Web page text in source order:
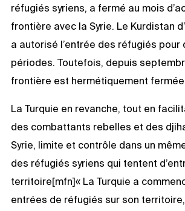
réfugiés syriens, a fermé au mois
frontière avec la Syrie. Le Kurdistan
a autorisé l’entrée des réfugiés pour
périodes. Toutefois, depuis
frontière est hermétiquement
La Turquie en revanche, tout en
des combattants rebelles et des
Syrie, limite et contrôle dans un
des réfugiés syriens qui tentent
territoire[mfn]« La Turquie a
entrées de réfugiés sur son territoire,